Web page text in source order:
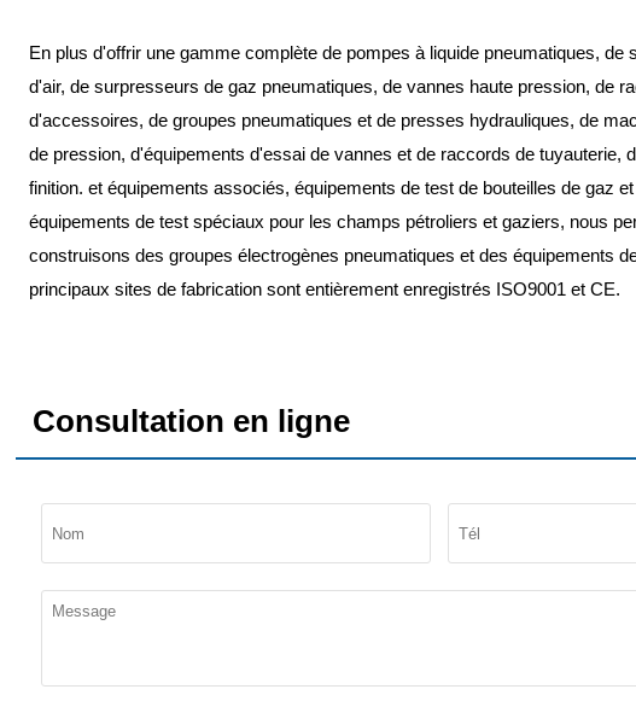
En plus d'offrir une gamme complète de pompes à liquide pneumatiques, de
d'air, de surpresseurs de gaz pneumatiques, de vannes haute pression, de
d'accessoires, de groupes pneumatiques et de presses hydrauliques, de
de pression, d'équipements d'essai de vannes et de raccords de tuyauterie,
finition. et équipements associés, équipements de test de bouteilles de gaz
équipements de test spéciaux pour les champs pétroliers et gaziers, nous
construisons des groupes électrogènes pneumatiques et des équipements
principaux sites de fabrication sont entièrement enregistrés ISO9001 et CE.
Consultation en ligne